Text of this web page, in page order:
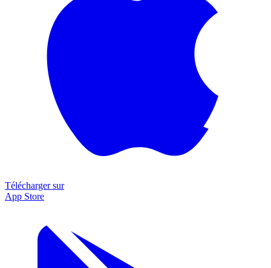
Télécharger sur
App Store